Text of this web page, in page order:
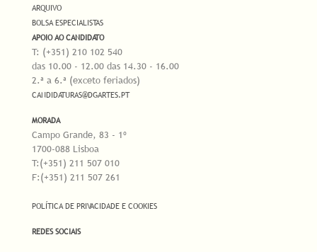
ARQUIVO
BOLSA ESPECIALISTAS
APOIO AO CANDIDATO
T: (+351) 210 102 540
das 10.00 - 12.00 das 14.30 - 16.00
2.ª a 6.ª (exceto feriados)
CANDIDATURAS@DGARTES.PT
MORADA
Campo Grande, 83 - 1º
1700-088 Lisboa
T:(+351) 211 507 010
F:(+351) 211 507 261
POLÍTICA DE PRIVACIDADE E COOKIES
REDES SOCIAIS